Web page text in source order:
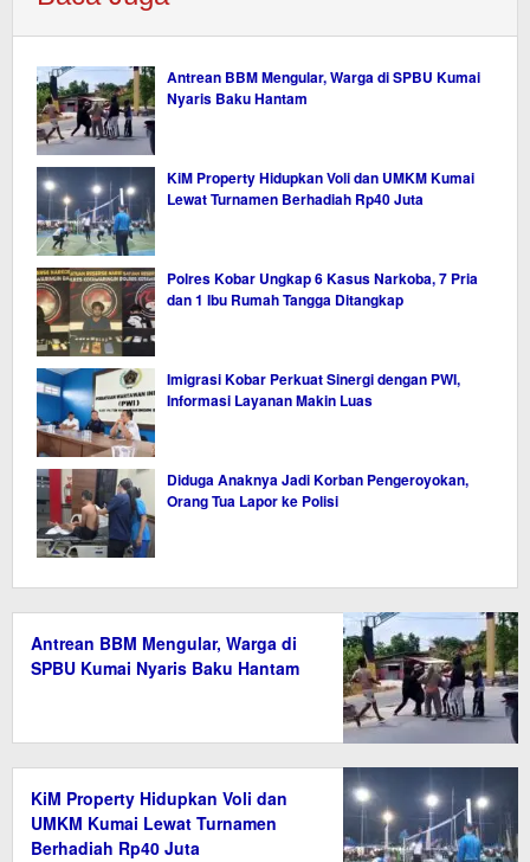
Antrean BBM Mengular, Warga di SPBU Kumai
Nyaris Baku Hantam
KiM Property Hidupkan Voli dan UMKM Kumai
Lewat Turnamen Berhadiah Rp40 Juta
Polres Kobar Ungkap 6 Kasus Narkoba, 7 Pria
dan 1 Ibu Rumah Tangga Ditangkap
Imigrasi Kobar Perkuat Sinergi dengan PWI,
Informasi Layanan Makin Luas
Diduga Anaknya Jadi Korban Pengeroyokan,
Orang Tua Lapor ke Polisi
Antrean BBM Mengular, Warga di
SPBU Kumai Nyaris Baku Hantam
KiM Property Hidupkan Voli dan
UMKM Kumai Lewat Turnamen
Berhadiah Rp40 Juta